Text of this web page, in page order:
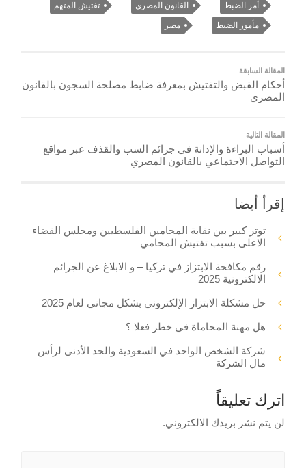
أمر الضبط القانون المصري تفتيش المتهم
مأمور الضبط مصر
المقالة السابقة
أحكام القبض والتفتيش بمعرفة ضابط مصلحة السجون بالقانون
المصري
المقالة التالية
أسباب البراءة والإدانة في جرائم السب والقذف عبر مواقع
التواصل الاجتماعي بالقانون المصري
إقرأ أيضا
توتر كبير بين نقابة المحامين الفلسطيين ومجلس القضاء
الاعلى بسبب تفتيش المحامي
رقم مكافحة الابتزاز في تركيا – و الابلاغ عن الجرائم
الالكترونية 2025
حل مشكلة الابتزاز الإلكتروني بشكل مجاني لعام 2025
هل مهنة المحاماة في خطر فعلا ؟
شركة الشخص الواحد في السعودية والحد الأدنى لرأس
مال الشركة
اترك تعليقاً
لن يتم نشر بريدك الالكتروني.